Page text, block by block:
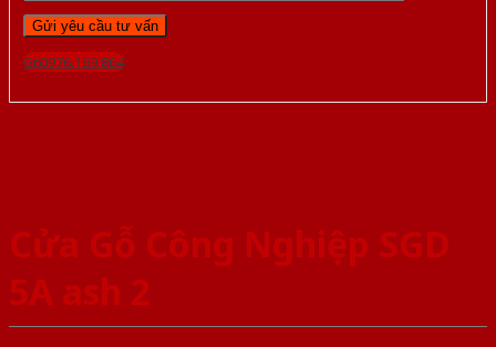
Gọi 0976.169.864
Cửa Gỗ Công Nghiệp SGD
5A ash 2